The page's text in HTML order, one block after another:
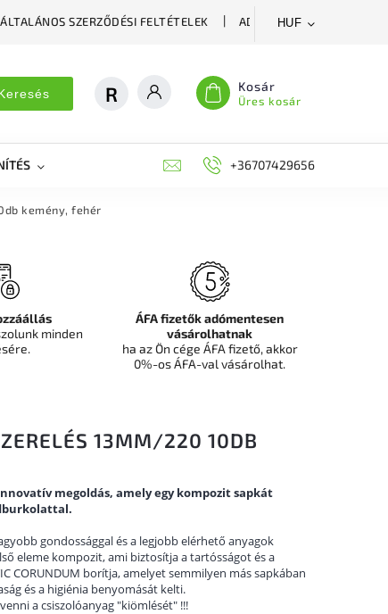
ÁLTALÁNOS SZERZŐDÉSI FELTÉTELEK ADATVÉDELMI
HUF
Kosár
Üres kosár
DEKORÁCIÓS FALPANEL, MŰNÖVÉNY FAL
+36707429656
kemény, fehér
13MM/220 10DB
megoldás, amely egy kompozit sapkát
gondossággal és a legjobb elérhető anyagok
eleme kompozit, ami biztosítja a tartósságot és a
CORUNDUM borítja, amelyet semmilyen más sapkában
és a higiénia benyomását kelti.
a csiszolóanyag "kiömlését" !!!
minden
ÁFA fizetők adómentesen
vásárolhatnak
ha az Ön cége ÁFA fizető, akkor
0%-os ÁFA-val vásárolhat.